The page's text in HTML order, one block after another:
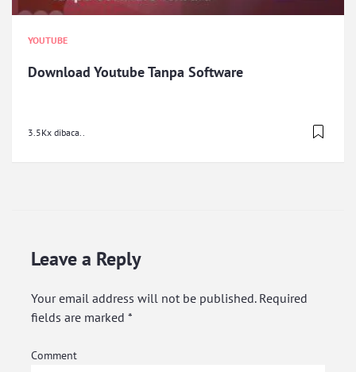
YOUTUBE
Download Youtube Tanpa Software
3.5Kx dibaca..
Leave a Reply
Your email address will not be published.Required
fields are marked *
Comment